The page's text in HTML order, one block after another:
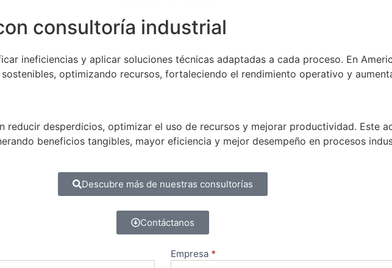
consultoría industrial
ineficiencias y aplicar soluciones técnicas adaptadas a cada proceso. En
optimizando recursos, fortaleciendo el rendimiento operativo y
reducir desperdicios, optimizar el uso de recursos y mejorar productividad. Este
beneficios tangibles, mayor eficiencia y mejor desempeño en procesos
Descubre más de nuestras consultorías
Contáctanos
Empresa *